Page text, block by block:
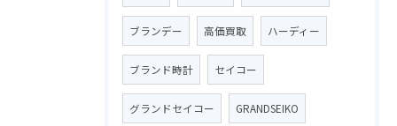
ブランデー 高価買取 ハーディー
ブランド時計 セイコー
グランドセイコー GRANDSEIKO